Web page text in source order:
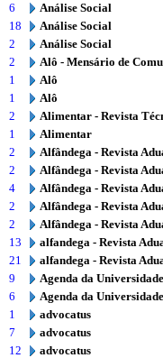
6
Análise Social
18
Análise Social
2
Análise Social
2
Alô - Mensário de
1
Alô
1
Alô
2
Alimentar - Revista
1
Alimentar
2
Alfândega - Revista
2
Alfândega - Revista
4
Alfândega - Revista
2
Alfândega - Revista
2
Alfândega - Revista
13
alfandega - Revista
21
alfandega - Revista
9
Agenda da
6
Agenda da
1
advocatus
7
advocatus
12
advocatus